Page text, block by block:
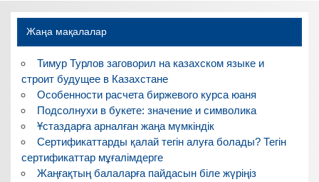
Жаңа мақалалар
Тимур Турлов заговорил на казахском языке и
строит будущее в Казахстане
Особенности расчета биржевого курса юаня
Подсолнухи в букете: значение и символика
Ұстаздарға арналған жаңа мүмкіндік
Сертификаттарды қалай тегін алуға болады? Тегін
сертификаттар мұғалімдерге
Жаңғақтың балаларға пайдасын біле жүріңіз